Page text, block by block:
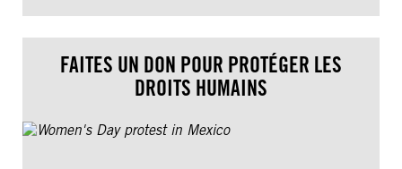
FAITES UN DON POUR PROTÉGER LES
DROITS HUMAINS